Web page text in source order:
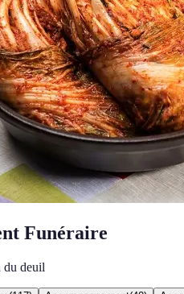
Funéraire
du deuil